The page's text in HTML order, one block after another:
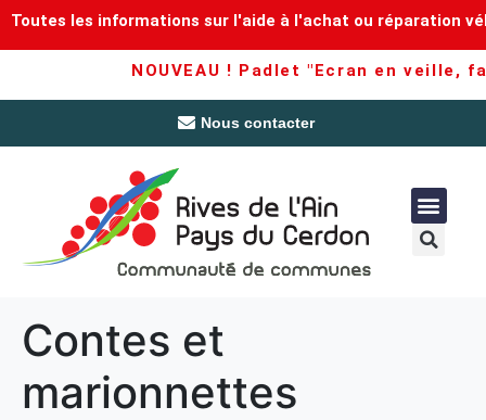
Toutes les informations sur l'aide à l'achat ou réparation
NOUVEAU ! Padlet "Ecran en veille,
Nous contacter
Contes et
marionnettes